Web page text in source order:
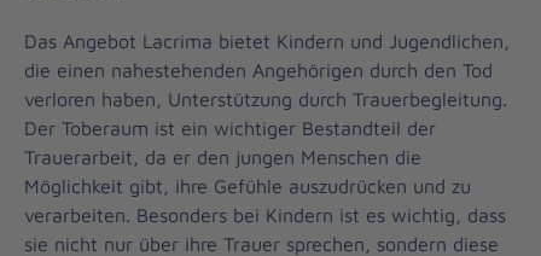
Das Angebot Lacrima bietet Kindern und Jugendlichen,
die einen nahestehenden Angehörigen durch den Tod
verloren haben, Unterstützung durch Trauerbegleitung.
Der Toberaum ist ein wichtiger Bestandteil der
Trauerarbeit, da er den jungen Menschen die
Möglichkeit gibt, ihre Gefühle auszudrücken und zu
verarbeiten. Besonders bei Kindern ist es wichtig, dass
sie nicht nur über ihre Trauer sprechen, sondern diese